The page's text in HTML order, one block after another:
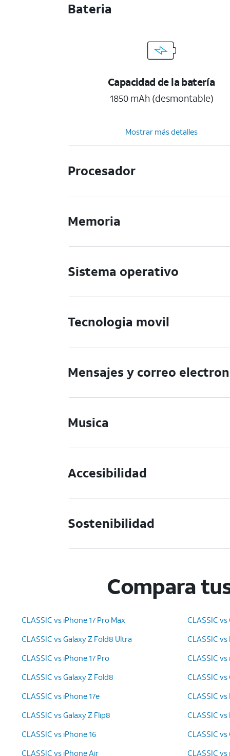
Bateria
Capacidad de la batería
1850 mAh (desmontable)
Mostrar más detalles
Procesador
Memoria
Sistema operativo
Tecnologia movil
Mensajes y correo
Musica
Accesibilidad
Sostenibilidad
Compara
CLASSIC vs iPhone 17 Pro Max
CLASSIC vs Galaxy Z Fold8 Ultra
CLASSIC vs iPhone 17 Pro
CLASSIC vs Galaxy Z Fold8
CLASSIC vs iPhone 17e
CLASSIC vs Galaxy Z Flip8
CLASSIC vs iPhone 16
CLASSIC vs iPhone Air
CLASSIC vs
CLASSIC vs
CLASSIC
CLASSIC vs
CLASSIC vs
CLASSIC vs
CLASSIC vs
CLASSIC